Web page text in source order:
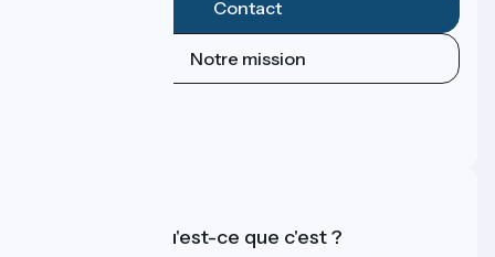
Contact
Notre mission
Accueil Vélo qu'est-ce que c'est ?